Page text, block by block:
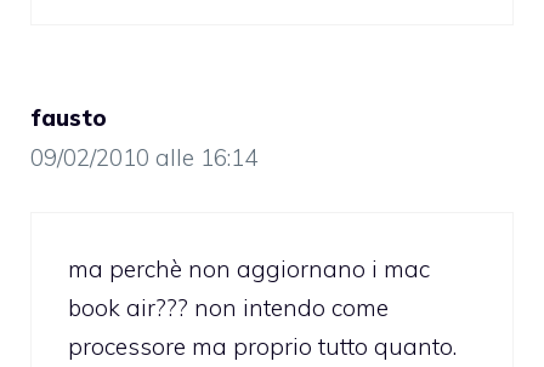
fausto
09/02/2010 alle 16:14
ma perchè non aggiornano i mac
book air??? non intendo come
processore ma proprio tutto quanto.